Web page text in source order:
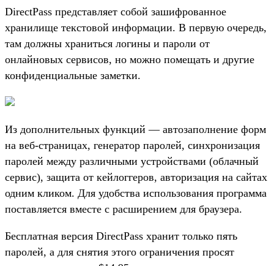
DirectPass представляет собой зашифрованное
хранилище текстовой информации. В первую очередь,
там должны храниться логины и пароли от
онлайновых сервисов, но можно помещать и другие
конфиденциальные заметки.
Из дополнительных функций — автозаполнение форм
на веб-страницах, генератор паролей, синхронизация
паролей между различными устройствами (облачный
сервис), защита от кейлоггеров, авторизация на сайтах
одним кликом. Для удобства использования программа
поставляется вместе с расширением для браузера.
Бесплатная версия DirectPass хранит только пять
паролей, а для снятия этого ограничения просят